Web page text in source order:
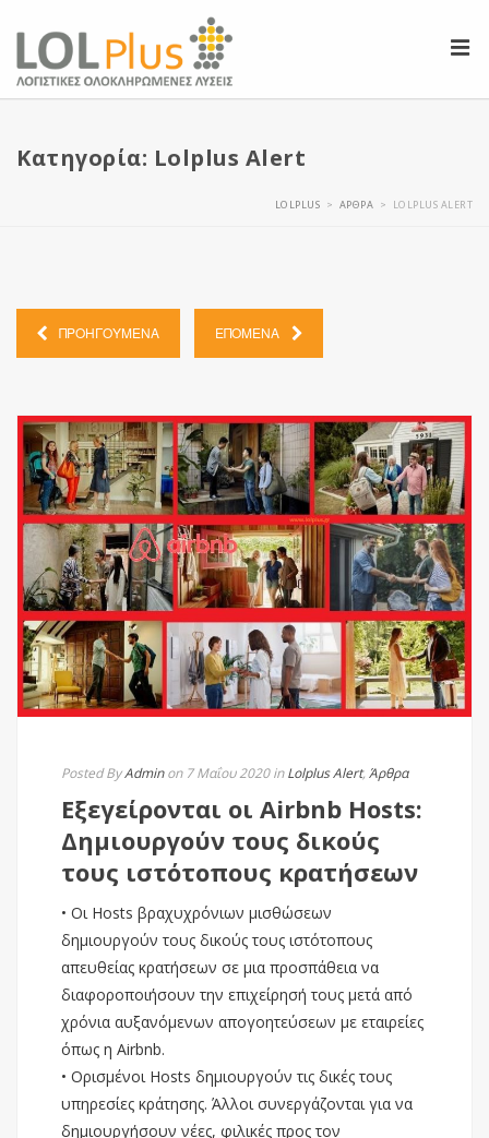
Κατηγορία: Lolplus Alert
LOLPLUS > ΆΡΘΡΑ > LOLPLUS ALERT
ΠΡΟΗΓΟΥΜΕΝΑ ΕΠΟΜΕΝΑ
Posted ByAdmin on 7 Μαΐου 2020inLolplus Alert, Άρθρα
Εξεγείρονται οι Airbnb Hosts:
Δημιουργούν τους δικούς
τους ιστότοπους κρατήσεων
• Οι Hosts βραχυχρόνιων μισθώσεων
δημιουργούν τους δικούς τους ιστότοπους
απευθείας κρατήσεων σε μια προσπάθεια να
διαφοροποιήσουν την επιχείρησή τους μετά από
χρόνια αυξανόμενων απογοητεύσεων με εταιρείες
όπως η Airbnb.
• Ορισμένοι Hosts δημιουργούν τις δικές τους
υπηρεσίες κράτησης. Άλλοι συνεργάζονται για να
δημιουργήσουν νέες, φιλικές προς τον